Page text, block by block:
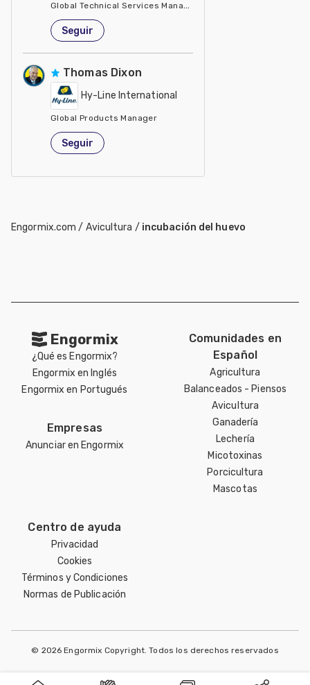
Global Technical Services Manager
Estados Unidos de América
Seguir
Thomas Dixon
Hy-Line International
Global Products Manager
Estados Unidos de América
Seguir
Engormix.com / Avicultura / incubación del huevo
Engormix
¿Qué es Engormix?
Engormix en Inglés
Engormix en Portugués
Empresas
Anunciar en Engormix
Comunidades en
Español
Agricultura
Balanceados - Piensos
Avicultura
Ganadería
Lechería
Micotoxinas
Porcicultura
Mascotas
Centro de ayuda
Privacidad
Cookies
Términos y Condiciones
Normas de Publicación
© 2026 Engormix Copyright. Todos los derechos reservados